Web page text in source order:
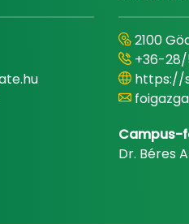
2100
+36-
https://
Campus-
Dr. Béres